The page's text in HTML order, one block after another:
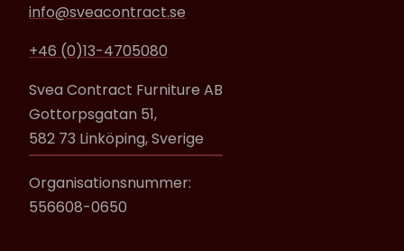
info@sveacontract.se
+46 (0)13-4705080
Svea Contract Furniture AB
Gottorpsgatan 51,
582 73 Linköping, Sverige
Organisationsnummer:
556608-0650